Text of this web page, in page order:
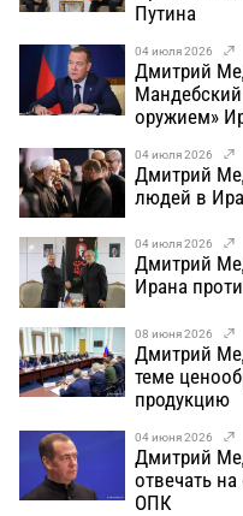
Путина
04 июля 2026
Дмитрий
оружием»
04 июля 2026
Дмитрий
людей в
04 июля 2026
Дмитрий
Ирана
08 июня 2026
Дмитрий
теме
продукцию
04 июня 2026
Дмитрий
отвечать
ОПК